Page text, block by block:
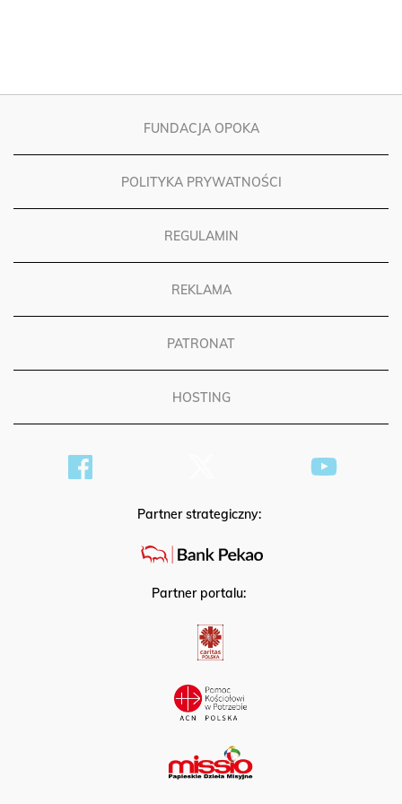
FUNDACJA OPOKA
POLITYKA PRYWATNOŚCI
REGULAMIN
REKLAMA
PATRONAT
HOSTING
Partner strategiczny:
Partner portalu: